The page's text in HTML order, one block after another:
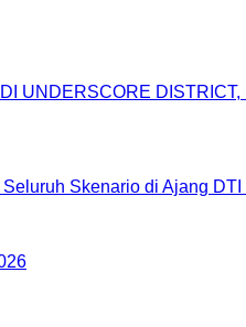
UNDERSCORE
Skenario di Ajang